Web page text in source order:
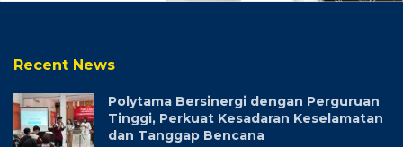
Recent News
Polytama Bersinergi dengan Perguruan
Tinggi, Perkuat Kesadaran Keselamatan
dan Tanggap Bencana